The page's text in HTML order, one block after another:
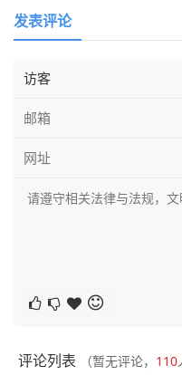
发表评论
评论列表 （暂无评论， 110